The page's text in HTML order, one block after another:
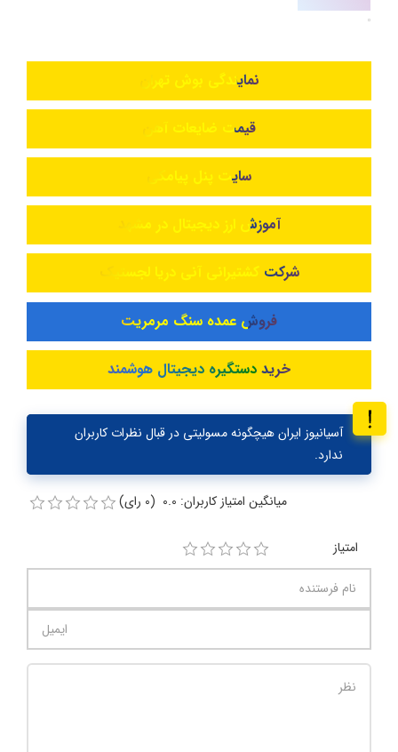
نمایندگی بوش تهران
قیمت ضایعات آهن
سایت پنل پیامکی
آموزش ارز دیجیتال در مشهد
شرکت کشتیرانی آنی دریا لجستیک
فروش عمده سنگ مرمریت
خرید دستگیره دیجیتال هوشمند
آسیانیوز ایران هیچگونه مسولیتی در قبال نظرات کاربران
ندارد.
میانگین امتیاز کاربران: 0.0 (0 رای)
امتیاز